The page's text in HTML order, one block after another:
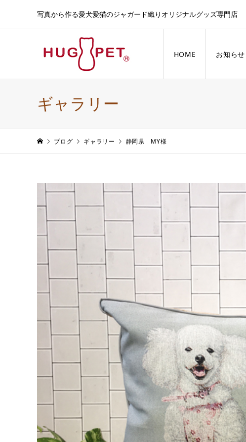
写真から作る愛犬愛猫のジャガード織りオリジナルグッズ専門店
HOME お知らせ
ギャラリー
ブログ ギャラリー 静岡県 MY様